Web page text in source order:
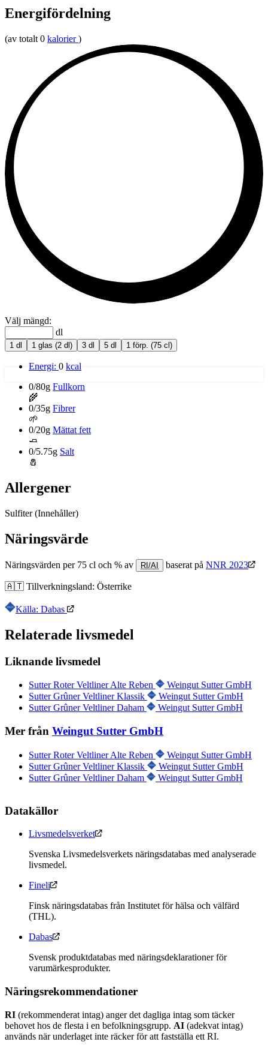
Energifördelning
(av totalt 0 kalorier )
Välj mängd:
dl
1 dl 1 glas (2 dl) 3 dl 5 dl 1 förp. (75 cl)
Energi: 0 kcal
0/80g Fullkorn
🌾
0/35g Fibrer
🌱
0/20g Mättat fett
🧈
0/5.75g Salt
🧂
Allergener
Sulfiter(Innehåller)
Näringsvärde
Näringsvärden per 75 cl och % av RI/AI baserat på NNR 2023
🇦🇹 Tillverkningsland: Österrike
Källa: Dabas
Relaterade livsmedel
Liknande livsmedel
Sutter Roter Veltliner Alte Reben
Weingut Sutter GmbH
Sutter Grûner Veltliner Klassik
Weingut Sutter GmbH
Sutter Grûner Veltliner Daham
Weingut Sutter GmbH
Mer från Weingut Sutter GmbH
Sutter Roter Veltliner Alte Reben
Weingut Sutter GmbH
Sutter Grûner Veltliner Klassik
Weingut Sutter GmbH
Sutter Grûner Veltliner Daham
Weingut Sutter GmbH
Datakällor
Livsmedelsverket
Svenska Livsmedelsverkets näringsdatabas med analyserade
livsmedel.
Fineli
Finsk näringsdatabas från Institutet för hälsa och välfärd
(THL).
Dabas
Svensk produktdatabas med näringsdeklarationer för
varumärkesprodukter.
Näringsrekommendationer
RI (rekommenderat intag) anger det dagliga intag som täcker
behovet hos de flesta i en befolkningsgrupp. AI (adekvat intag)
används när underlaget inte räcker för att fastställa ett RI.